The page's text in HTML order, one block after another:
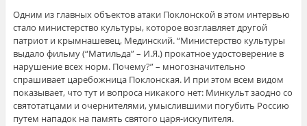
Одним из главных объектов атаки Поклонской в этом интервью
стало министерство культуры, которое возглавляет другой
патриот и крымнашевец, Мединский. “Министерство культуры
выдало фильму (“Матильда” – И.Я.) прокатное удостоверение в
нарушение всех норм. Почему?” – многозначительно
спрашивает царебожница Поклонская. И при этом всем видом
показывает, что тут и вопроса никакого нет: Минкульт заодно со
святотатцами и очернителями, умыслившими погубить Россию
путем нападок на память святого царя-искупителя.